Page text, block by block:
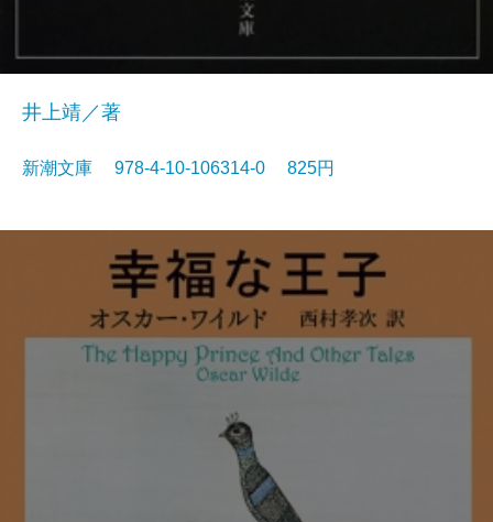
井上靖／著
新潮文庫 978-4-10-106314-0 825円